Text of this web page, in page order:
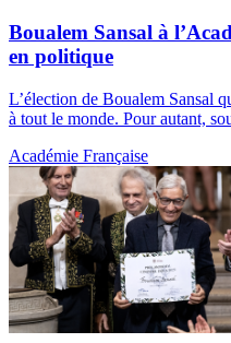
Boualem Sansal à
en politique
L’élection de Boualem Sansal
à tout le monde. Pour autant,
Académie Française